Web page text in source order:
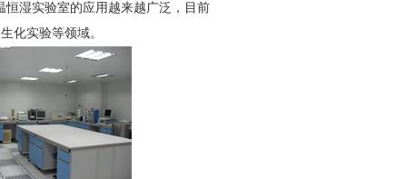
恒湿实验室的应用越来越广泛，目前
化实验等领域。